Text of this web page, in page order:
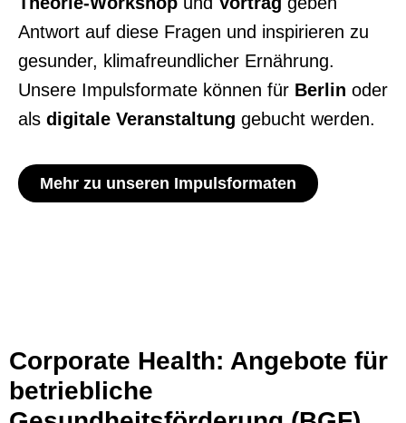
Antwort auf diese Fragen und inspirieren zu
gesunder, klimafreundlicher Ernährung.
Unsere Impulsformate können für Berlin oder
als digitale Veranstaltung gebucht werden.
Mehr zu unseren Impulsformaten
Corporate Health: Angebote für
betriebliche